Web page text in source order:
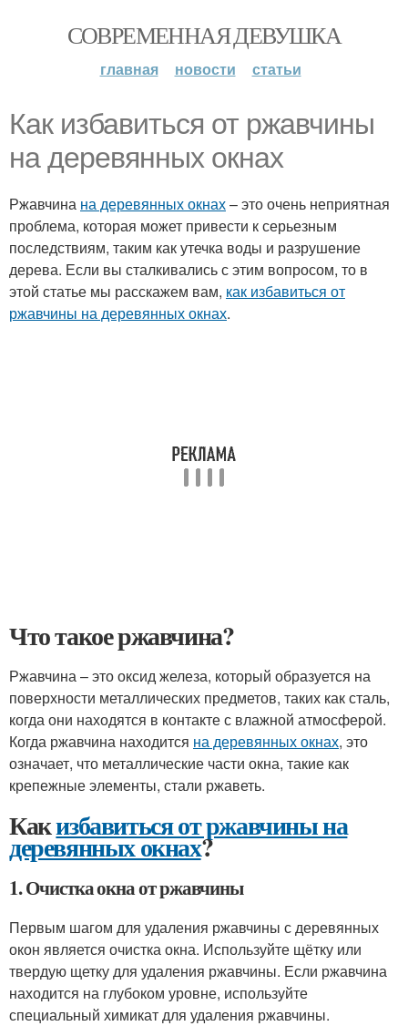
СОВРЕМЕННАЯ ДЕВУШКА
главная новости статьи
Как избавиться от ржавчины
на деревянных окнах
Ржавчина на деревянных окнах– это очень неприятная
проблема, которая может привести к серьезным
последствиям, таким как утечка воды и разрушение
дерева. Если вы сталкивались с этим вопросом, то в
этой статье мы расскажем вам, как избавиться от
ржавчины на деревянных окнах.
Что такое ржавчина?
Ржавчина – это оксид железа, который образуется на
поверхности металлических предметов, таких как сталь,
когда они находятся в контакте с влажной атмосферой.
Когда ржавчина находится на деревянных окнах, это
означает, что металлические части окна, такие как
крепежные элементы, стали ржаветь.
Какизбавиться от ржавчины на
деревянных окнах?
1. Очистка окна от ржавчины
Первым шагом для удаления ржавчины с деревянных
окон является очистка окна. Используйте щётку или
твердую щетку для удаления ржавчины. Если ржавчина
находится на глубоком уровне, используйте
специальный химикат для удаления ржавчины.